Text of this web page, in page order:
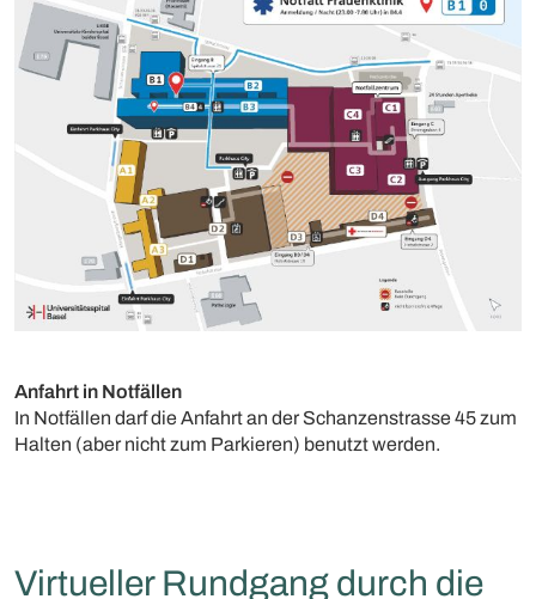
Anfahrt in Notfällen
In Notfällen darf die Anfahrt an der Schanzenstrasse 45 zum
Halten (aber nicht zum Parkieren) benutzt werden.
Virtueller Rundgang durch die